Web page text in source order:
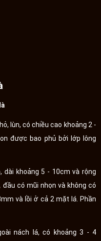
lùn, có chiều cao khoảng 2 -
được bao phủ bởi lớp lông
dài khoảng 5 - 10cm và rộng
đầu có mũi nhọn và không có
và lồi ở cả 2 mặt lá. Phần
nách lá, có khoảng 3 - 4